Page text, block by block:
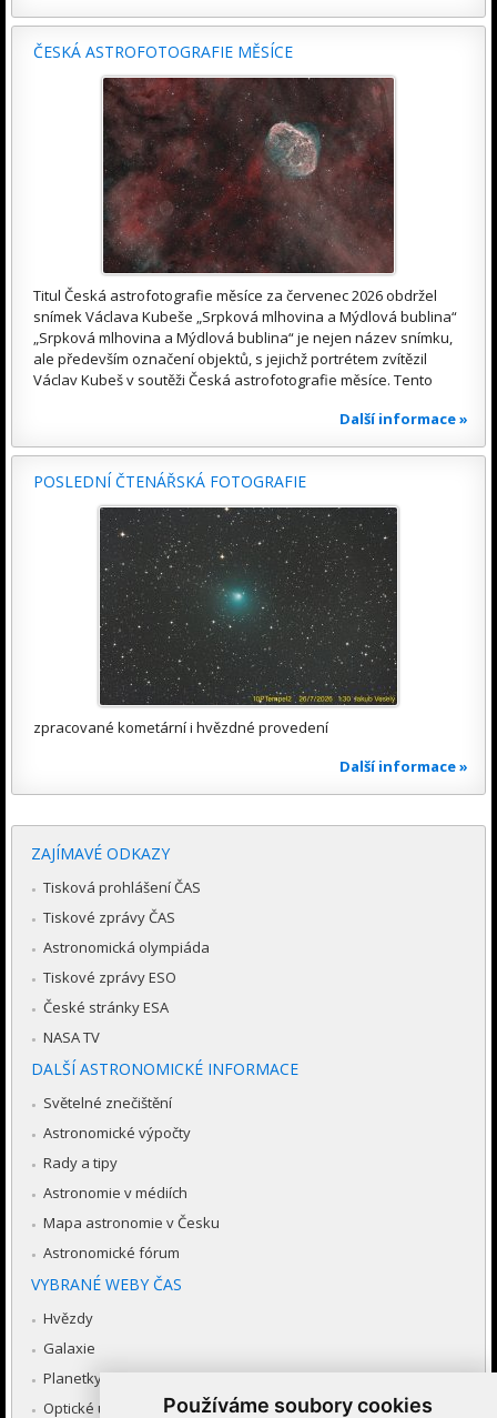
Používáme soubory cookies
ČESKÁ ASTROFOTOGRAFIE MĚSÍCE
Titul Česká astrofotografie měsíce za červenec 2026 obdržel
snímek Václava Kubeše „Srpková mlhovina a Mýdlová bublina“
„Srpková mlhovina a Mýdlová bublina“ je nejen název snímku,
ale především označení objektů, s jejichž portrétem zvítězil
Václav Kubeš v soutěži Česká astrofotografie měsíce. Tento
Další informace »
POSLEDNÍ ČTENÁŘSKÁ FOTOGRAFIE
zpracované kometární i hvězdné provedení
Další informace »
ZAJÍMAVÉ ODKAZY
Tisková prohlášení ČAS
Tiskové zprávy ČAS
Astronomická olympiáda
Tiskové zprávy ESO
České stránky ESA
NASA TV
DALŠÍ ASTRONOMICKÉ INFORMACE
Světelné znečištění
Astronomické výpočty
Rady a tipy
Astronomie v médiích
Mapa astronomie v Česku
Astronomické fórum
VYBRANÉ WEBY ČAS
Hvězdy
Galaxie
Planetky
Optické úkazy v atmosféře